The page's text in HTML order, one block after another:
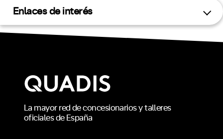
Enlaces de interés
La mayor red de concesionarios y talleres
oficiales de España